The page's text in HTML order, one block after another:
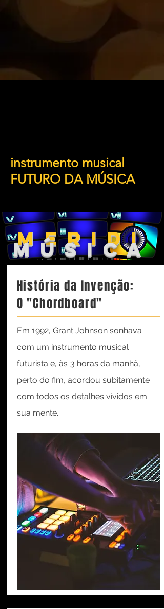
instrumento musical
FUTURO DA MÚSICA
MERIDI
MÚSICA
História da Invenção:
O "Chordboard"
Em 1992, Grant Johnson sonhava
com um instrumento musical
futurista e, às 3 horas da manhã,
perto do fim, acordou subitamente
com todos os detalhes vívidos em
sua mente.